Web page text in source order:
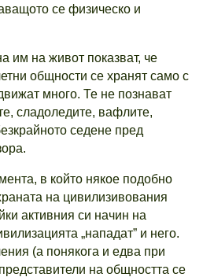
се физическо и
им на живот показват, че
общности се хранят само с
много. Те не познават
сладоледите, вафлите,
седене пред
в който някое подобно
на цивилизивования
активния си начин на
„нападат” и него.
(а понякога и едва при
на общността се